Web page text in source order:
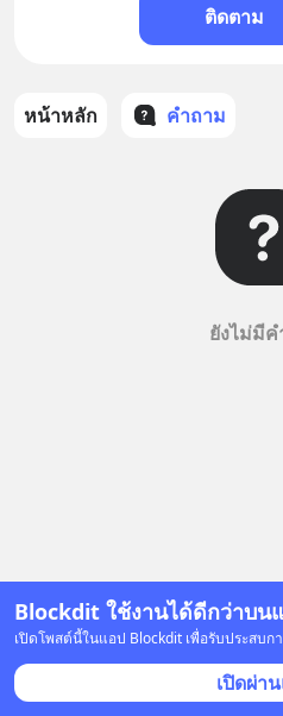
Blockdit ใช้งานได้ดีกว่าบน
เปิดโพสต์นี้ในแอป Blockdit เพื่อรับประสบ
เปิดผ่า
ติดตาม
หน้าหลัก คำถาม
ยังไม่มี